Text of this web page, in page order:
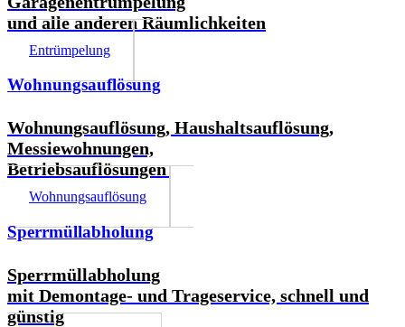
und alle anderen Räumlichkeiten
Entrümpelung
Wohnungsauflösung
Wohnungsauflösung, Haushaltsauflösung,
Messiewohnungen,
Betriebsauflösungen
Wohnungsauflösung
Sperrmüllabholung
Sperrmüllabholung
mit Demontage- und Trageservice, schnell und
günstig